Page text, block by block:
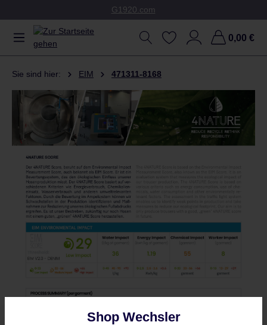
G1920.com
0,00 €
Sie sind hier: EIM 471311-8168
Shop Wechsler